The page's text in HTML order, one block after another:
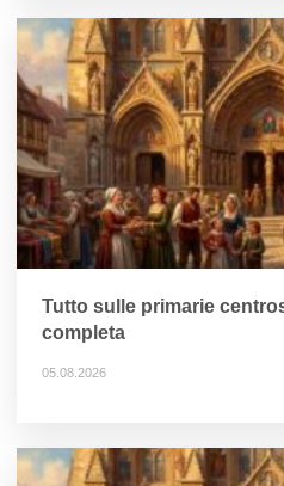
Tutto sulle primarie
completa
05.08.2026